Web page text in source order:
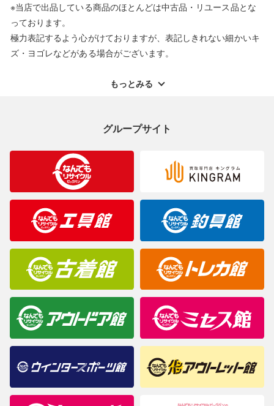
返品・交換について
※当店で出品している商品のほとんどは中古品・リユース品とな
っております。
極力表記するよう心がけておりますが、表記しきれない細かいキ
ズ・ヨゴレなどがある場合がございます。
ご理解くださいますようお願い申し上げます。
合がございますのでご了承ください。
※表記したカラー名は、当社が判断した名称を掲載しています。
製造元が定めたカラー名と異なることもあります。色調などご不
明なことがありましたらご購入前にお問い合わせください。
商品について
もっとみる
グループサイト